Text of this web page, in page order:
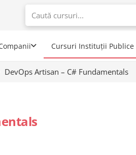
Cursuri Instituții Publice
DevOps Artisan – C# Fundamentals